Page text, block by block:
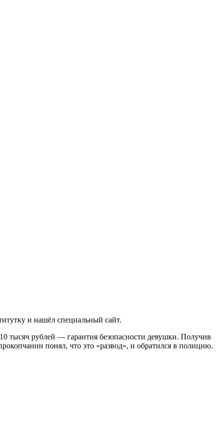
и нашёл специальный сайт.
тысяч рублей — гарантия безопасности девушки. Получив
понял, что это «развод», и обратился в полицию.